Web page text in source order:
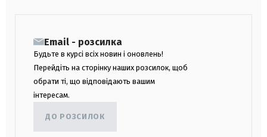
Email - розсилка
Будьте в курсі всіх новин і оновлень!
Перейдіть на сторінку наших розсилок, щоб
обрати ті, що відповідають вашим
інтересам.
ДО РОЗСИЛОК